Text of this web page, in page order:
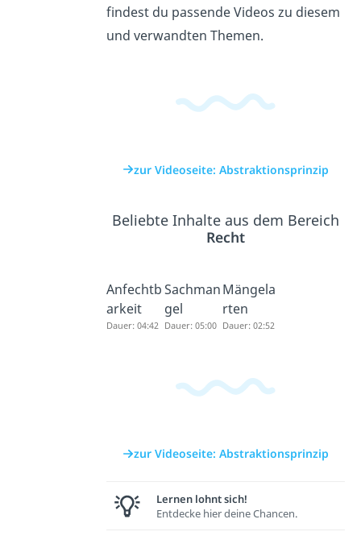
findest du passende Videos zu diesem
und verwandten Themen.
zur Videoseite: Abstraktionsprinzip
Beliebte Inhalte aus dem Bereich
Recht
Anfechtb
arkeit
Dauer: 04:42
Sachman
gel
Dauer: 05:00
Mängela
rten
Dauer: 02:52
zur Videoseite: Abstraktionsprinzip
Lernen lohnt sich!
Entdecke hier deine Chancen.